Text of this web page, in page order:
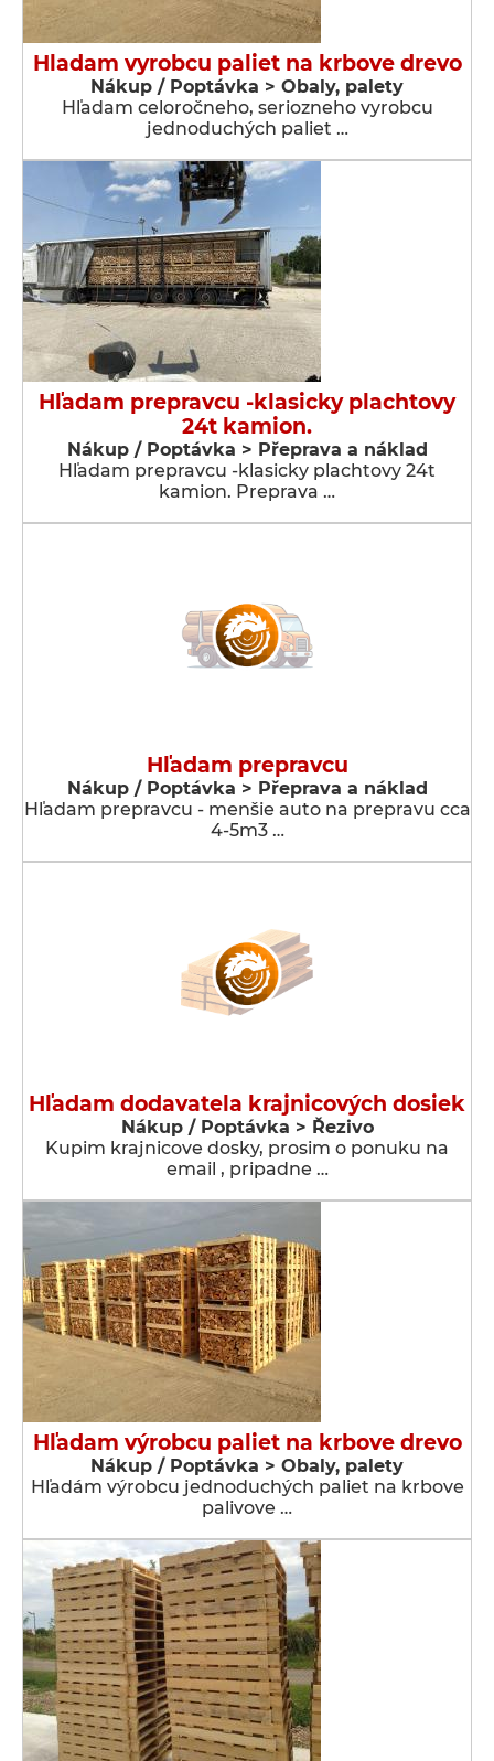
Hladam vyrobcu paliet na krbove drevo
Nákup / Poptávka > Obaly, palety
Hľadam celoročneho, seriozneho vyrobcu
jednoduchých paliet …
Hľadam prepravcu -klasicky plachtovy
24t kamion.
Nákup / Poptávka > Přeprava a náklad
Hľadam prepravcu -klasicky plachtovy 24t
kamion. Preprava …
Hľadam prepravcu
Nákup / Poptávka > Přeprava a náklad
Hľadam prepravcu - menšie auto na prepravu cca
4-5m3 …
Hľadam dodavatela krajnicových dosiek
Nákup / Poptávka > Řezivo
Kupim krajnicove dosky, prosim o ponuku na
email , pripadne …
Hľadam výrobcu paliet na krbove drevo
Nákup / Poptávka > Obaly, palety
Hľadám výrobcu jednoduchých paliet na krbove
palivove …